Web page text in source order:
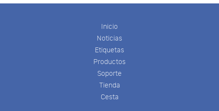
Inicio
Noticias
Etiquetas
Productos
Soporte
Tienda
Cesta